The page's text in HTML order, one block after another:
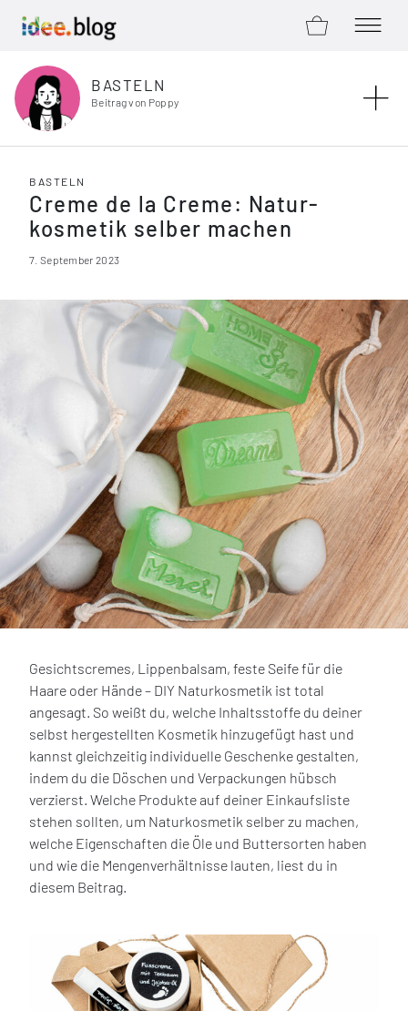
ZUM SHOPMENÜ
BASTELN
Beitrag von Poppy
BASTELN
Creme de la Creme: Natur­
kosmetik selber machen
7. September 2023
Gesichtscremes, Lippenbalsam, feste Seife für die
Haare oder Hände – DIY Naturkosmetik ist total
angesagt. So weißt du, welche Inhaltsstoffe du deiner
selbst hergestellten Kosmetik hinzugefügt hast und
kannst gleichzeitig individuelle Geschenke gestalten,
indem du die Döschen und Verpackungen hübsch
verzierst. Welche Produkte auf deiner Einkaufsliste
stehen sollten, um Naturkosmetik selber zu machen,
welche Eigenschaften die Öle und Buttersorten haben
und wie die Mengenverhältnisse lauten, liest du in
diesem Beitrag.